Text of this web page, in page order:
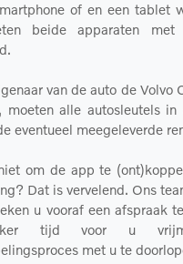
of en een tablet
beide apparaten
van de auto de Volvo
moeten alle autosleutels
eventueel meegeleverde
om de app te
Dat is vervelend. Ons
u vooraf een afspraak
tijd voor u
met u te